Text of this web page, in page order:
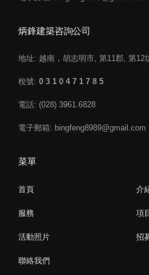
炳鋒建築咨詢公司
地址: 越南，胡志明市, 第11郡, 第12
稅號: 0 3 1 0 4 7 1 7 8 5
電話: (028) 3961.6828
電子郵箱: bingfeng8989@gmail.com
菜單
首頁 介
服務 項
活動照片 招
聯絡我們